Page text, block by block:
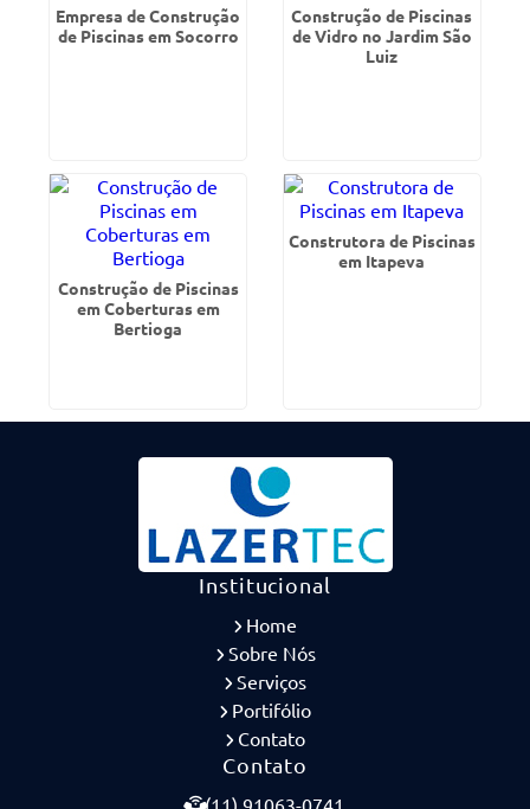
Empresa de Construção
de Piscinas em Socorro
Construção de Piscinas
de Vidro no Jardim São
Luiz
Construção de Piscinas
em Coberturas em
Bertioga
Construtora de Piscinas
em Itapeva
Institucional
Home
Sobre Nós
Serviços
Portifólio
Contato
Contato
(11) 91063-0741